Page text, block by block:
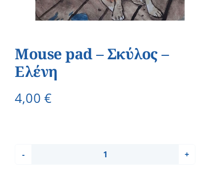
Mouse pad – Σκύλος –
Ελένη
4,00€